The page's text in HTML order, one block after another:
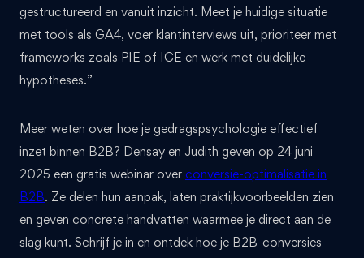
gestructureerd en vanuit inzicht. Meet je huidige situatie
met tools als GA4, voer klantinterviews uit, prioriteer met
frameworks zoals PIE of ICE en werk met duidelijke
hypotheses.”
Meer weten over hoe je gedragspsychologie effectief
inzet binnen B2B? Densay en Judith geven op 24 juni
2025 een gratis webinar over conversie-optimalisatie in
B2B. Ze delen hun aanpak, laten praktijkvoorbeelden zien
en geven concrete handvatten waarmee je direct aan de
slag kunt. Schrijf je in en ontdek hoe je B2B-conversies